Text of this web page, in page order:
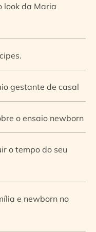
look da Maria
gestante de casal
o ensaio newborn
o tempo do seu
e newborn no